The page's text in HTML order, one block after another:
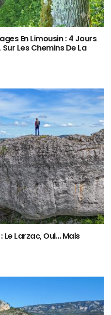
En Limousin : 4 Jours
Les Chemins De La
Larzac, Oui… Mais